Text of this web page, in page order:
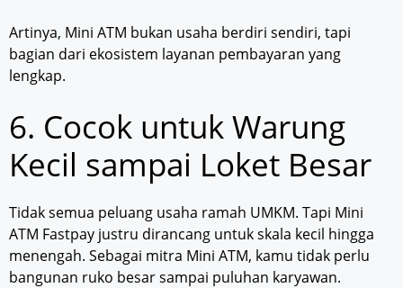
Artinya, Mini ATM bukan usaha berdiri sendiri, tapi
bagian dari ekosistem layanan pembayaran yang
lengkap.
6. Cocok untuk Warung
Kecil sampai Loket Besar
Tidak semua peluang usaha ramah UMKM. Tapi Mini
ATM Fastpay justru dirancang untuk skala kecil hingga
menengah. Sebagai mitra Mini ATM, kamu tidak perlu
bangunan ruko besar sampai puluhan karyawan.